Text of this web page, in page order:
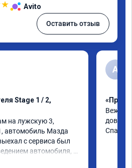
★ Avito
Оставить отзыв
Stage 1 / 2,
на лужскую 3,
автомобиль Мазда
с сервиса был
автомобиля,
и резче что
A